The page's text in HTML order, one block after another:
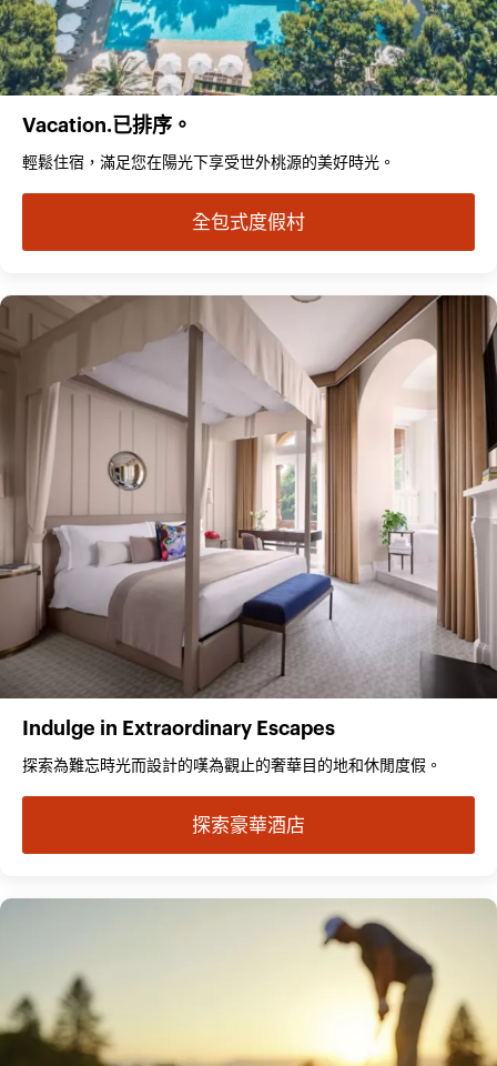
Vacation.已排序。
輕鬆住宿，滿足您在陽光下享受世外桃源的美好時光。
全包式度假村
Indulge in Extraordinary Escapes
探索為難忘時光而設計的嘆為觀止的奢華目的地和休閒度假。
探索豪華酒店